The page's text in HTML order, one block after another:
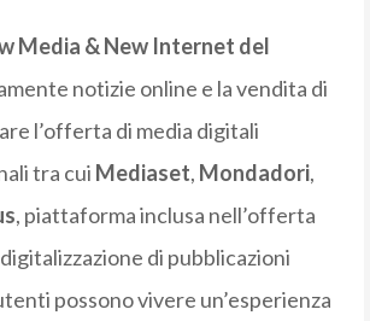
Media & New Internet del
notizie online e la vendita di
l’offerta di media digitali
tra cui Mediaset, Mondadori,
, piattaforma inclusa nell’offerta
di pubblicazioni
possono vivere un’esperienza